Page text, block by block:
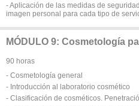
- Aplicación de las medidas de
imagen personal para cada tipo de
MÓDULO 9: Cosmetología
90 horas
- Cosmetología general
- Introducción al laboratorio cosmético
- Clasificación de cosméticos.